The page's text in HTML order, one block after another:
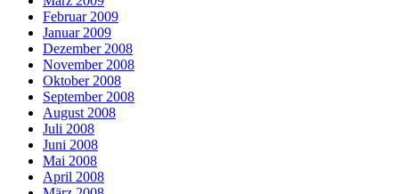
Februar 2009
Januar 2009
Dezember 2008
November 2008
Oktober 2008
September 2008
August 2008
Juli 2008
Juni 2008
Mai 2008
April 2008